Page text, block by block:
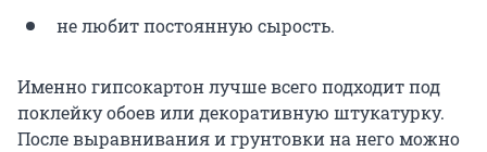
не любит постоянную сырость.
Именно гипсокартон лучше всего подходит под
поклейку обоев или декоративную штукатурку.
После выравнивания и грунтовки на него можно